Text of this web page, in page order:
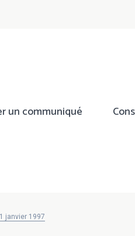
un communiqué
janvier 1997